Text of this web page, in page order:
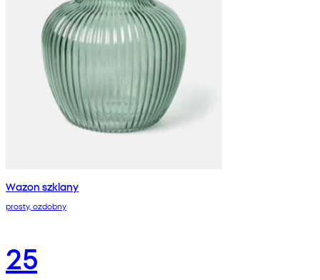
Wazon szklany
prosty, ozdobny
25